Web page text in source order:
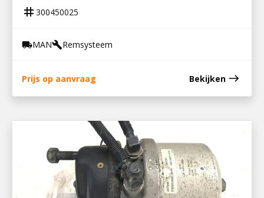
tag 300450025
local_shippingMANbuildRemsysteem
Prijs op aanvraag Bekijken east